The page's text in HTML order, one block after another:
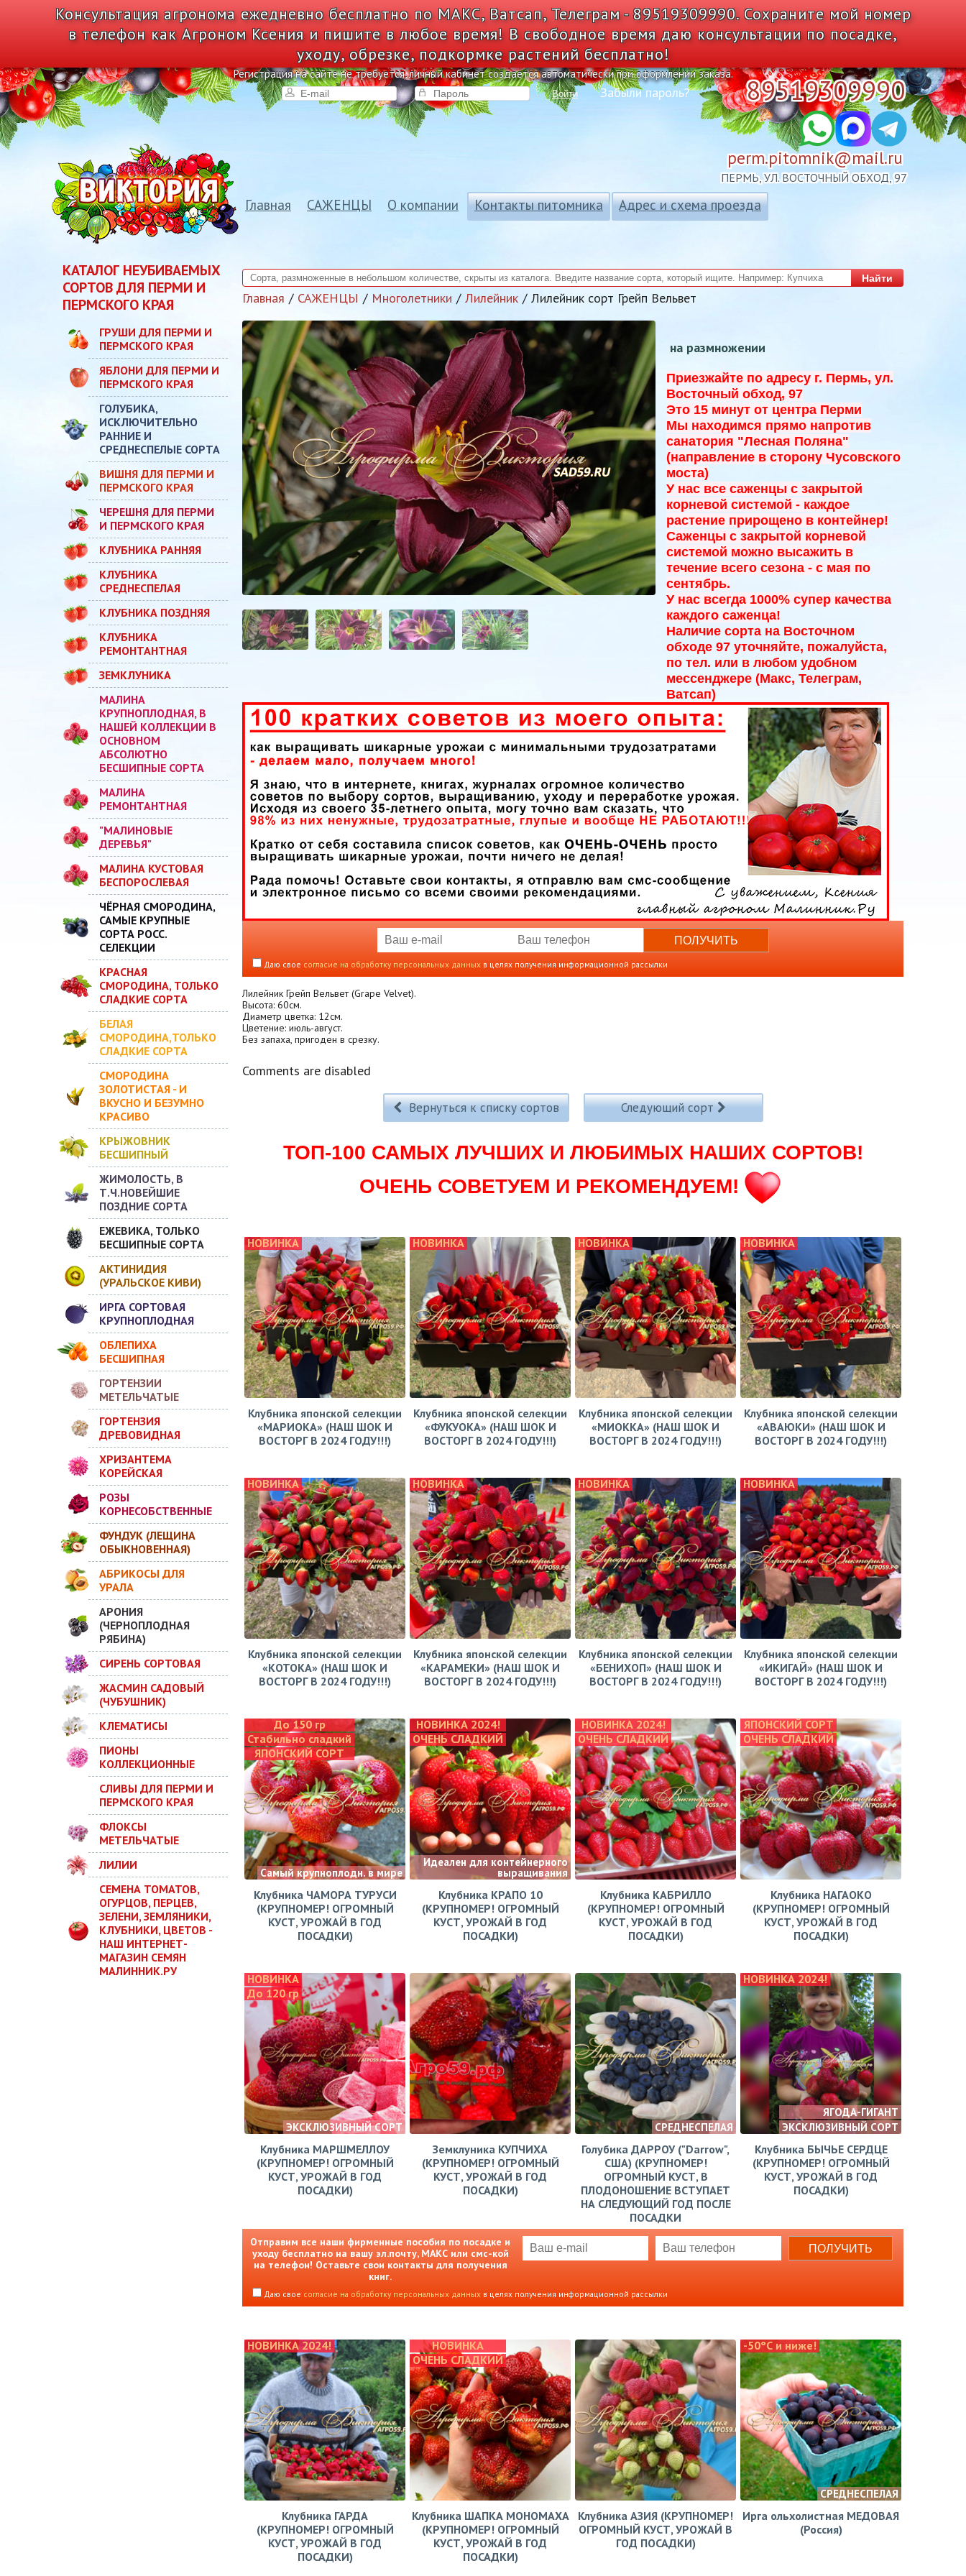
Консультация агронома ежедневно бесплатно по МАКС, Ватсап, Телеграм - 89519309990. Сохраните мой номер
в телефон как Агроном Ксения и пишите в любое время! В свободное время даю консультации по посадке,
уходу, обрезке, подкормке растений бесплатно!
Регистрация на сайте не требуется, личный кабинет создается автоматически при оформлении заказа.
Войти Забыли пароль?
Найти
89519309990
perm.pitomnik@mail.ru
ПЕРМЬ, УЛ. ВОСТОЧНЫЙ ОБХОД, 97
Главная САЖЕНЦЫ О компании Контакты питомника Адрес и схема проезда
КАТАЛОГ НЕУБИВАЕМЫХ
СОРТОВ ДЛЯ ПЕРМИ И
ПЕРМСКОГО КРАЯ
ГРУШИ ДЛЯ ПЕРМИ И
ПЕРМСКОГО КРАЯ
ЯБЛОНИ ДЛЯ ПЕРМИ И
ПЕРМСКОГО КРАЯ
ГОЛУБИКА,
ИСКЛЮЧИТЕЛЬНО
РАННИЕ И
СРЕДНЕСПЕЛЫЕ СОРТА
ВИШНЯ ДЛЯ ПЕРМИ И
ПЕРМСКОГО КРАЯ
ЧЕРЕШНЯ ДЛЯ ПЕРМИ
И ПЕРМСКОГО КРАЯ
КЛУБНИКА РАННЯЯ
КЛУБНИКА
СРЕДНЕСПЕЛАЯ
КЛУБНИКА ПОЗДНЯЯ
КЛУБНИКА
РЕМОНТАНТНАЯ
ЗЕМКЛУНИКА
МАЛИНА
КРУПНОПЛОДНАЯ, В
НАШЕЙ КОЛЛЕКЦИИ В
ОСНОВНОМ
АБСОЛЮТНО
БЕСШИПНЫЕ СОРТА
МАЛИНА
РЕМОНТАНТНАЯ
"МАЛИНОВЫЕ
ДЕРЕВЬЯ"
МАЛИНА КУСТОВАЯ
БЕСПОРОСЛЕВАЯ
ЧЁРНАЯ СМОРОДИНА,
САМЫЕ КРУПНЫЕ
СОРТА РОСС.
СЕЛЕКЦИИ
КРАСНАЯ
СМОРОДИНА, ТОЛЬКО
СЛАДКИЕ СОРТА
БЕЛАЯ
СМОРОДИНА,ТОЛЬКО
СЛАДКИЕ СОРТА
СМОРОДИНА
ЗОЛОТИСТАЯ - И
ВКУСНО И БЕЗУМНО
КРАСИВО
КРЫЖОВНИК
БЕСШИПНЫЙ
ЖИМОЛОСТЬ, В
Т.Ч.НОВЕЙШИЕ
ПОЗДНИЕ СОРТА
ЕЖЕВИКА, ТОЛЬКО
БЕСШИПНЫЕ СОРТА
АКТИНИДИЯ
(УРАЛЬСКОЕ КИВИ)
ИРГА СОРТОВАЯ
КРУПНОПЛОДНАЯ
ОБЛЕПИХА
БЕСШИПНАЯ
ГОРТЕНЗИИ
МЕТЕЛЬЧАТЫЕ
ГОРТЕНЗИЯ
ДРЕВОВИДНАЯ
ХРИЗАНТЕМА
КОРЕЙСКАЯ
РОЗЫ
КОРНЕСОБСТВЕННЫЕ
ФУНДУК (ЛЕЩИНА
ОБЫКНОВЕННАЯ)
АБРИКОСЫ ДЛЯ
УРАЛА
АРОНИЯ
(ЧЕРНОПЛОДНАЯ
РЯБИНА)
СИРЕНЬ СОРТОВАЯ
ЖАСМИН САДОВЫЙ
(ЧУБУШНИК)
КЛЕМАТИСЫ
ПИОНЫ
КОЛЛЕКЦИОННЫЕ
СЛИВЫ ДЛЯ ПЕРМИ И
ПЕРМСКОГО КРАЯ
ФЛОКСЫ
МЕТЕЛЬЧАТЫЕ
ЛИЛИИ
СЕМЕНА ТОМАТОВ,
ОГУРЦОВ, ПЕРЦЕВ,
ЗЕЛЕНИ, ЗЕМЛЯНИКИ,
КЛУБНИКИ, ЦВЕТОВ -
НАШ ИНТЕРНЕТ-
МАГАЗИН СЕМЯН
МАЛИННИК.РУ
Главная САЖЕНЦЫ Многолетники Лилейник Лилейник сорт Грейп Вельвет
на размножении
Приезжайте по адресу г. Пермь, ул.
Восточный обход, 97
Это 15 минут от центра Перми
Мы находимся прямо напротив
санатория "Лесная Поляна"
(направление в сторону Чусовского
моста)
У нас все саженцы с закрытой
корневой системой - каждое
растение прирощено в контейнер!
Саженцы с закрытой корневой
системой можно высажить в
течение всего сезона - с мая по
сентябрь.
У нас всегда 1000% супер качества
каждого саженца!
Наличие сорта на Восточном
обходе 97 уточняйте, пожалуйста,
по тел. или в любом удобном
мессенджере (Макс, Телеграм,
Ватсап)
Даю свое согласие на обработку персональных данных в целях получения информационной рассылки
Лилейник Грейп Вельвет (Grape Velvet).
Высота: 60см.
Диаметр цветка: 12см.
Цветение: июль-август.
Без запаха, пригоден в срезку.
Comments are disabled
Вернуться к списку сортов Следующий сорт
ТОП-100 САМЫХ ЛУЧШИХ И ЛЮБИМЫХ НАШИХ СОРТОВ!
ОЧЕНЬ СОВЕТУЕМ И РЕКОМЕНДУЕМ!
НОВИНКА
Клубника японской селекции
«МАРИОКА» (НАШ ШОК И
ВОСТОРГ В 2024 ГОДУ!!!)
НОВИНКА
Клубника японской селекции
«ФУКУОКА» (НАШ ШОК И
ВОСТОРГ В 2024 ГОДУ!!!)
НОВИНКА
Клубника японской селекции
«МИОККА» (НАШ ШОК И
ВОСТОРГ В 2024 ГОДУ!!!)
НОВИНКА
Клубника японской селекции
«АВАЮКИ» (НАШ ШОК И
ВОСТОРГ В 2024 ГОДУ!!!)
НОВИНКА
Клубника японской селекции
«КОТОКА» (НАШ ШОК И
ВОСТОРГ В 2024 ГОДУ!!!)
НОВИНКА
Клубника японской селекции
«КАРАМЕКИ» (НАШ ШОК И
ВОСТОРГ В 2024 ГОДУ!!!)
НОВИНКА
Клубника японской селекции
«БЕНИХОП» (НАШ ШОК И
ВОСТОРГ В 2024 ГОДУ!!!)
НОВИНКА
Клубника японской селекции
«ИКИГАЙ» (НАШ ШОК И
ВОСТОРГ В 2024 ГОДУ!!!)
До 150 гр
Стабильно сладкий
ЯПОНСКИЙ СОРТ
Самый крупноплодн. в мире
Клубника ЧАМОРА ТУРУСИ
(КРУПНОМЕР! ОГРОМНЫЙ
КУСТ, УРОЖАЙ В ГОД
ПОСАДКИ)
НОВИНКА 2024!
ОЧЕНЬ СЛАДКИЙ
Идеален для контейнерного
выращивания
Клубника КРАПО 10
(КРУПНОМЕР! ОГРОМНЫЙ
КУСТ, УРОЖАЙ В ГОД
ПОСАДКИ)
НОВИНКА 2024!
ОЧЕНЬ СЛАДКИЙ
Клубника КАБРИЛЛО
(КРУПНОМЕР! ОГРОМНЫЙ
КУСТ, УРОЖАЙ В ГОД
ПОСАДКИ)
ЯПОНСКИЙ СОРТ
ОЧЕНЬ СЛАДКИЙ
Клубника НАГАОКО
(КРУПНОМЕР! ОГРОМНЫЙ
КУСТ, УРОЖАЙ В ГОД
ПОСАДКИ)
НОВИНКА
До 120 гр
ЭКСКЛЮЗИВНЫЙ СОРТ
Клубника МАРШМЕЛЛОУ
(КРУПНОМЕР! ОГРОМНЫЙ
КУСТ, УРОЖАЙ В ГОД
ПОСАДКИ)
Земклуника КУПЧИХА
(КРУПНОМЕР! ОГРОМНЫЙ
КУСТ, УРОЖАЙ В ГОД
ПОСАДКИ)
СРЕДНЕСПЕЛАЯ
Голубика ДАРРОУ ("Darrow",
США) (КРУПНОМЕР!
ОГРОМНЫЙ КУСТ, В
ПЛОДОНОШЕНИЕ ВСТУПАЕТ
НА СЛЕДУЮЩИЙ ГОД ПОСЛЕ
ПОСАДКИ
НОВИНКА 2024!
ЯГОДА-ГИГАНТ
ЭКСКЛЮЗИВНЫЙ СОРТ
Клубника БЫЧЬЕ СЕРДЦЕ
(КРУПНОМЕР! ОГРОМНЫЙ
КУСТ, УРОЖАЙ В ГОД
ПОСАДКИ)
Отправим все наши фирменные пособия по посадке и
уходу бесплатно на вашу эл.почту, МАКС или смс-кой
на телефон! Оставьте свои контакты для получения
книг.
Даю свое согласие на обработку персональных данных в целях получения информационной рассылки
НОВИНКА 2024!
Клубника ГАРДА
(КРУПНОМЕР! ОГРОМНЫЙ
КУСТ, УРОЖАЙ В ГОД
ПОСАДКИ)
НОВИНКА
ОЧЕНЬ СЛАДКИЙ
Клубника ШАПКА МОНОМАХА
(КРУПНОМЕР! ОГРОМНЫЙ
КУСТ, УРОЖАЙ В ГОД
ПОСАДКИ)
Клубника АЗИЯ (КРУПНОМЕР!
ОГРОМНЫЙ КУСТ, УРОЖАЙ В
ГОД ПОСАДКИ)
-50°С и ниже!
СРЕДНЕСПЕЛАЯ
Ирга ольхолистная МЕДОВАЯ
(Россия)